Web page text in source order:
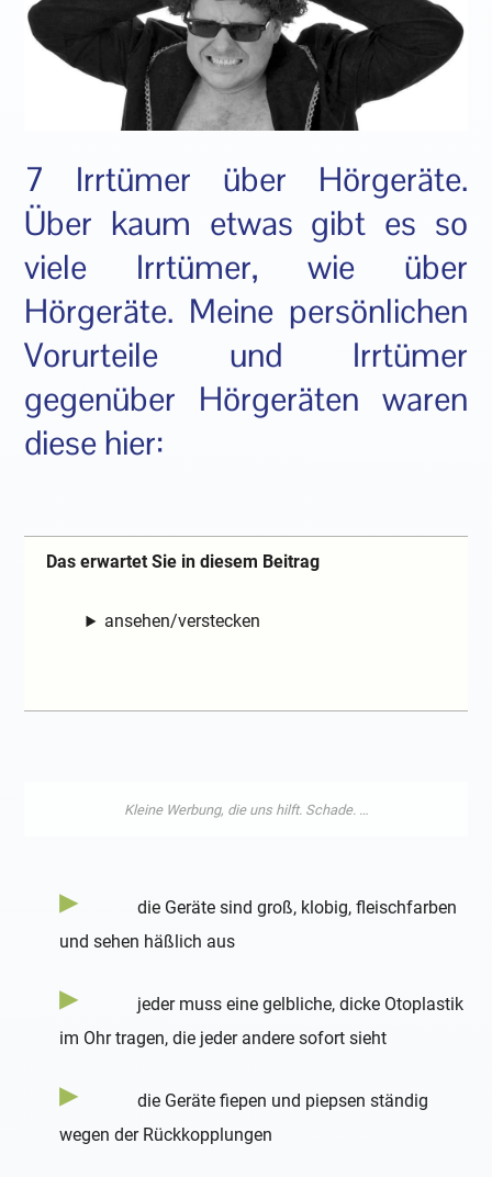
7 Irrtümer über Hörgeräte.
Über kaum etwas gibt es so
viele Irrtümer, wie über
Hörgeräte. Meine persönlichen
Vorurteile und Irrtümer
gegenüber Hörgeräten waren
diese hier:
Das erwartet Sie in diesem Beitrag
ansehen/verstecken
die Geräte sind groß, klobig, fleischfarben
und sehen häßlich aus
jeder muss eine gelbliche, dicke Otoplastik
im Ohr tragen, die jeder andere sofort sieht
die Geräte fiepen und piepsen ständig
wegen der Rückkopplungen